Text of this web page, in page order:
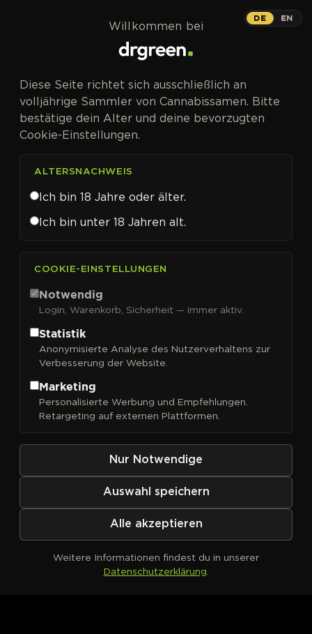
High Speed Buds
Sortieren nach
Kein Produkt definiert
DE EN
Willkommen bei
Diese Seite richtet sich ausschließlich an
volljährige Sammler von Cannabissamen. Bitte
bestätige dein Alter und deine bevorzugten
Cookie-Einstellungen.
ALTERSNACHWEIS
Ich bin 18 Jahre oder älter.
Ich bin unter 18 Jahren alt.
COOKIE-EINSTELLUNGEN
Notwendig
Login, Warenkorb, Sicherheit — immer aktiv.
Statistik
Anonymisierte Analyse des Nutzerverhaltens zur
Verbesserung der Website.
Marketing
Personalisierte Werbung und Empfehlungen.
Retargeting auf externen Plattformen.
Nur Notwendige
Auswahl speichern
Alle akzeptieren
Weitere Informationen findest du in unserer
Datenschutzerklärung